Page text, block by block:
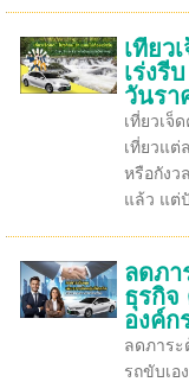
เที่ยว
เร่งรี
วันรา
เที่ยวเจ็
เที่ยวแต่
หรือกังว
แล้ว แต่
ลดภา
ธุรกิจ
องค์ก
ลดภาระ
รถขับเอ